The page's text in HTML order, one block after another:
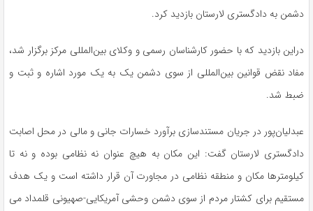
دشمن به دادگستری لارستان بازدید کرد.
دراین بازدید که با حضور کارشناسان رسمی و وکلای بین‌المللی مرکز برگزار شد،
مفاد نقض قوانین بین‌المللی از سوی دشمن یک به یک مورد اشاره و ثبت و
ضبط شد.
عبدلیان‌پور در جریان مستندسازی برآورد خسارات جانی و مالی در محل اصابت
دادگستری لارستان گفت: این مکان به هیچ عنوان نه نظامی بوده و نه تا
کیلومترها مکان و منطقه نظامی در مجاورت آن قرار داشته است و یک هدف
مستقیم برای کشتار مردم از سوی دشمن وحشی آمریکایی-صهیونی قلمداد می